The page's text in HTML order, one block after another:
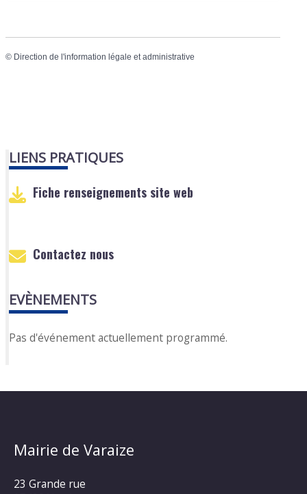
© Direction de l'information légale et administrative
LIENS PRATIQUES
Fiche renseignements site web
Contactez nous
EVÈNEMENTS
Pas d'événement actuellement programmé.
Mairie de Varaize
23 Grande rue